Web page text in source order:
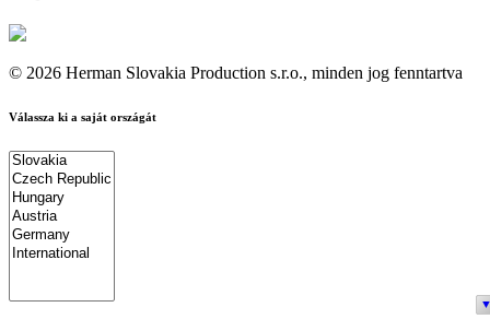
© 2026 Herman Slovakia Production s.r.o., minden jog fenntartva
Válassza ki a saját országát